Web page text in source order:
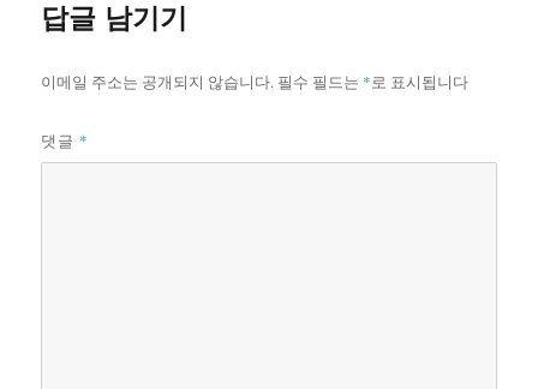
답글 남기기
이메일 주소는 공개되지 않습니다. 필수 필드는 *로 표시됩니다
댓글 *